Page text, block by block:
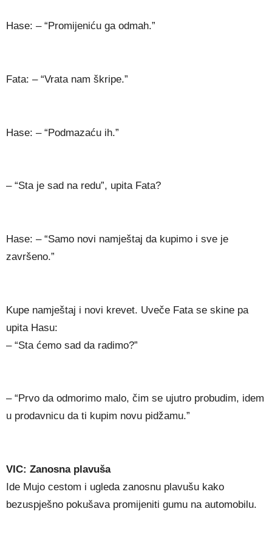
Hase: – “Promijeniću ga odmah.”
Fata: – “Vrata nam škripe.”
Hase: – “Podmazaću ih.”
– “Sta je sad na redu”, upita Fata?
Hase: – “Samo novi namještaj da kupimo i sve je
završeno.”
Kupe namještaj i novi krevet. Uveče Fata se skine pa
upita Hasu:
– “Sta ćemo sad da radimo?”
– “Prvo da odmorimo malo, čim se ujutro probudim, idem
u prodavnicu da ti kupim novu pidžamu.”
VIC: Zanosna plavuša
Ide Mujo cestom i ugleda zanosnu plavušu kako
bezuspješno pokušava promijeniti gumu na automobilu.